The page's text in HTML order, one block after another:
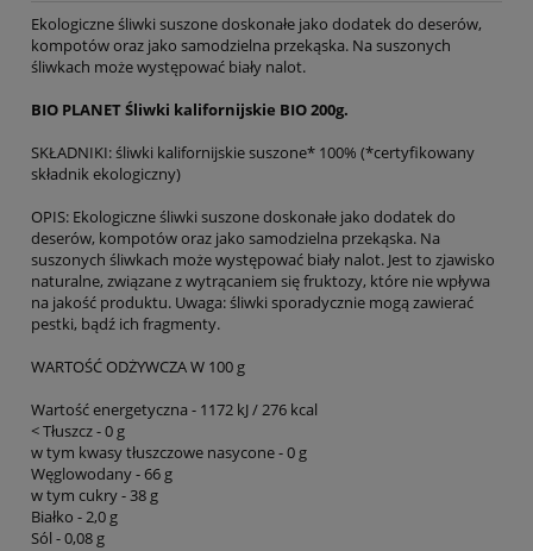
Ekologiczne śliwki suszone doskonałe jako dodatek do deserów,
kompotów oraz jako samodzielna przekąska. Na suszonych
śliwkach może występować biały nalot.
BIO PLANET Śliwki kalifornijskie BIO 200g.
SKŁADNIKI: śliwki kalifornijskie suszone* 100% (*certyfikowany
składnik ekologiczny)
OPIS: Ekologiczne śliwki suszone doskonałe jako dodatek do
deserów, kompotów oraz jako samodzielna przekąska. Na
suszonych śliwkach może występować biały nalot. Jest to zjawisko
naturalne, związane z wytrącaniem się fruktozy, które nie wpływa
na jakość produktu. Uwaga: śliwki sporadycznie mogą zawierać
pestki, bądź ich fragmenty.
WARTOŚĆ ODŻYWCZA W 100 g
Wartość energetyczna - 1172 kJ / 276 kcal
< Tłuszcz - 0 g
w tym kwasy tłuszczowe nasycone - 0 g
Węglowodany - 66 g
w tym cukry - 38 g
Białko - 2,0 g
Sól - 0,08 g